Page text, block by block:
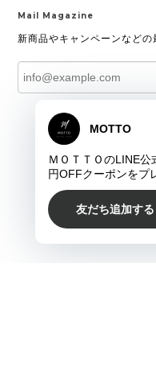
Mail Magazine
新商品やキャンペーンなどの